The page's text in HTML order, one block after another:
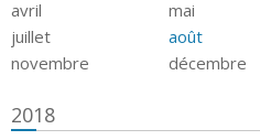
avril
mai
juillet
août
novembre
décembre
2018